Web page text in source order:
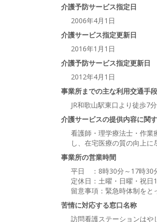
介護予防サービス指定日
2006年4月1日
介護サービス指定更新日
2016年1月1日
介護予防サービス指定更新日
2012年4月1日
事業所までの主な利用交通手段
JR和歌山駅東口より徒歩7分
介護サービスの提供内容に関
看護師・理学療法士・作業
し、在宅医療の質の向上に
事業所の営業時間
平日 ：8時30分～17時30
定休日：土曜・日曜・祝
留意事項：緊急時体制をと
苦情に対応する窓口名称
訪問看護ステーションはや